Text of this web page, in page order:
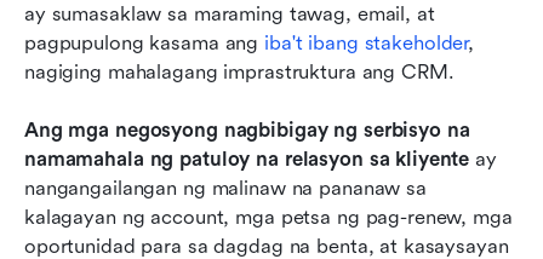
ay sumasaklaw sa maraming tawag, email, at
pagpupulong kasama ang iba't ibang stakeholder,
nagiging mahalagang imprastruktura ang CRM.
Ang mga negosyong nagbibigay ng serbisyo na
namamahala ng patuloy na relasyon sa kliyente ay
nangangailangan ng malinaw na pananaw sa
kalagayan ng account, mga petsa ng pag-renew, mga
oportunidad para sa dagdag na benta, at kasaysayan